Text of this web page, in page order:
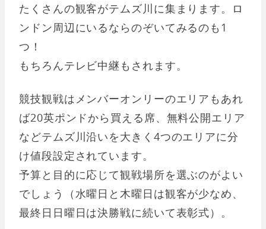
たくさんの観客がテムズ川に集まります。ロ
ンドン周辺にいるならのぞいてみるのも1
つ！
もちろんテレビ中継もされます。
競技観戦はメンバーオンリーのエリアもあれ
ば20英ポンドから買える席、無料公開エリア
などテムズ川沿いを大きく4つのエリアに分
け値段設定されています。
予算と目的に応じて観戦場所を選ぶのがよい
でしょう（水曜日と木曜日は観客が少なめ、
最終日日曜日は決勝戦に続いて表彰式）。